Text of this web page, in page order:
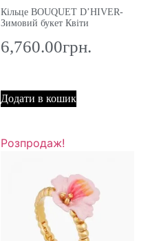
Кільце BOUQUET D’HIVER-
Зимовий букет Квіти
6,760.00грн.
Додати в кошик
Розпродаж!